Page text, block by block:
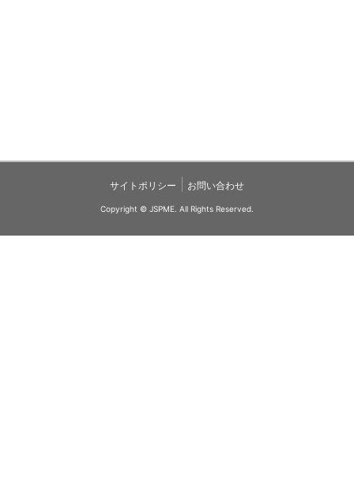
サイトポリシー お問い合わせ
Copyright © JSPME. All Rights Reserved.